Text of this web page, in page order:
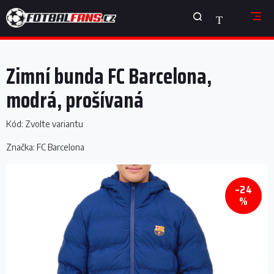
na
obsah
NÁKUPNÍ
KOŠÍK
Zimní bunda FC Barcelona,
modrá, prošívaná
Kód: Zvolte variantu
Značka: FC Barcelona
–24
%